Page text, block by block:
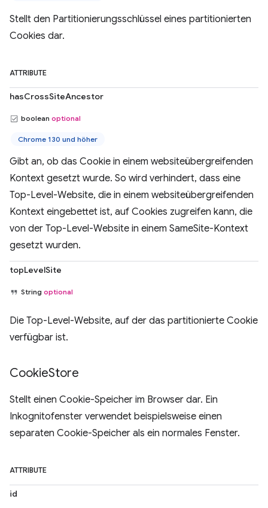
Stellt den Partitionierungsschlüssel eines partitionierten
Cookies dar.
ATTRIBUTE
hasCrossSiteAncestor
boolean optional
Chrome 130 und höher
Gibt an, ob das Cookie in einem websiteübergreifenden
Kontext gesetzt wurde. So wird verhindert, dass eine
Top-Level-Website, die in einem websiteübergreifenden
Kontext eingebettet ist, auf Cookies zugreifen kann, die
von der Top-Level-Website in einem SameSite-Kontext
gesetzt wurden.
topLevelSite
String optional
Die Top-Level-Website, auf der das partitionierte Cookie
verfügbar ist.
CookieStore
Stellt einen Cookie-Speicher im Browser dar. Ein
Inkognitofenster verwendet beispielsweise einen
separaten Cookie-Speicher als ein normales Fenster.
ATTRIBUTE
id